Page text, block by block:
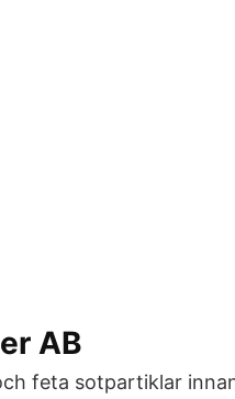
AB
feta sotpartiklar